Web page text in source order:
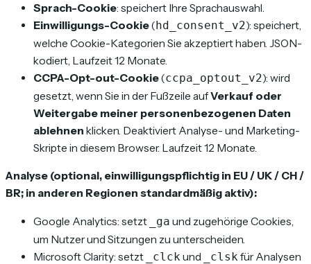
Sprach-Cookie: speichert Ihre Sprachauswahl.
Einwilligungs-Cookie( hd_consent_v2): speichert,
welche Cookie-Kategorien Sie akzeptiert haben. JSON-
kodiert, Laufzeit 12 Monate.
CCPA-Opt-out-Cookie(ccpa_optout_v2): wird
gesetzt, wenn Sie in der Fußzeile aufVerkauf oder
Weitergabe meiner personenbezogenen Daten
ablehnen klicken. Deaktiviert Analyse- und Marketing-
Skripte in diesem Browser. Laufzeit 12 Monate.
Analyse (optional, einwilligungspflichtig in EU / UK / CH /
BR; in anderen Regionen standardmäßig aktiv):
Google Analytics: setzt _ga und zugehörige Cookies,
um Nutzer und Sitzungen zu unterscheiden.
Microsoft Clarity: setzt
_clckund _clskfür Analysen